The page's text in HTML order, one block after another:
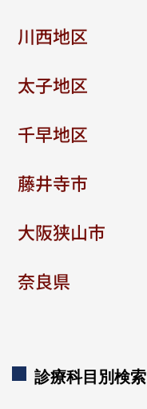
川西地区
太子地区
千早地区
藤井寺市
大阪狭山市
奈良県
診療科目別検索